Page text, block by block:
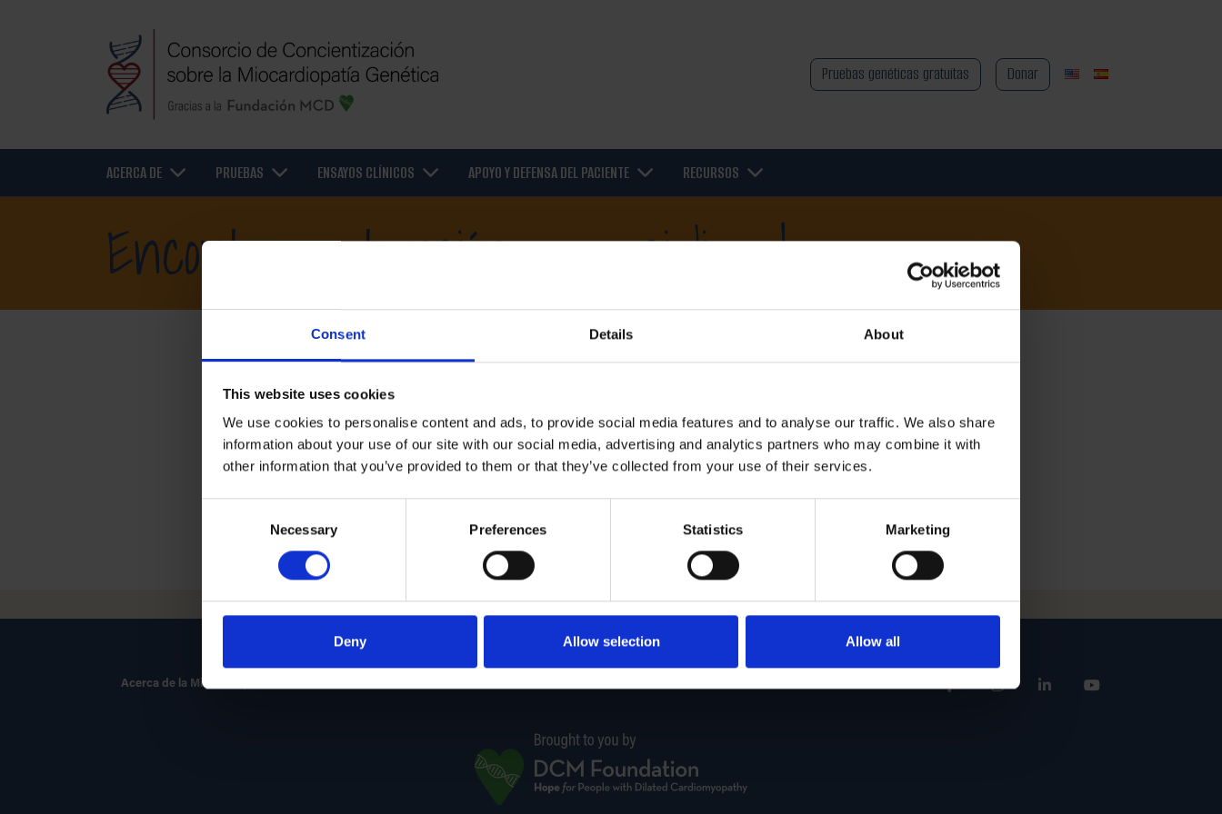
Consent Details About
This website uses cookies
We use cookies to personalise content and ads, to provide social media features and to analyse our traffic. We also share
information about your use of our site with our social media, advertising and analytics partners who may combine it with
other information that you’ve provided to them or that they’ve collected from your use of their services.
Necessary Preferences Statistics Marketing
Deny Allow selection Allow all
Pruebas genéticas gratuitas Donar
ACERCA DE PRUEBAS ENSAYOS CLÍNICOS APOYO Y DEFENSA DEL PACIENTE RECURSOS
Encontrar atención especializada
insuficiencia cardíaca o no estar equipados para tratar la miocardiopatía genética. En la actualidad, no existe
una forma definitiva de encontrar al «médico adecuado». No obstante, si desea localizar a un especialista en
insuficiencia cardíaca o miocardiopatía, nuestros socios de la Fundación MCD han creado algunos recursos
para ayudarle en esta búsqueda.
Acerca de la Miocardiopatía Genética